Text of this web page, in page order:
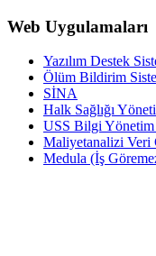
Web Uygulamaları
Yazılım Destek
Ölüm Bildirim
SİNA
Halk Sağlığı
USS Bilgi Yönetim
Maliyetanalizi Veri
Medula (İş